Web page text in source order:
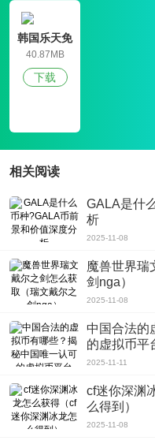
2、24小时客户服务，为您提供贴
软件亮点
2、随时随地打开手机进行一键式购
韩国乐天免
税店官网版
40.87MB
下载
相关阅读
GALA是什
析
2025-11-08
魔兽世界瑞
剑nga）
2025-11-08
中国合法的
的虚拟币平
2025-11-11
cf迷你深渊
么得到）
2025-11-08